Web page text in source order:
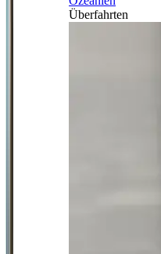
Überfahrten